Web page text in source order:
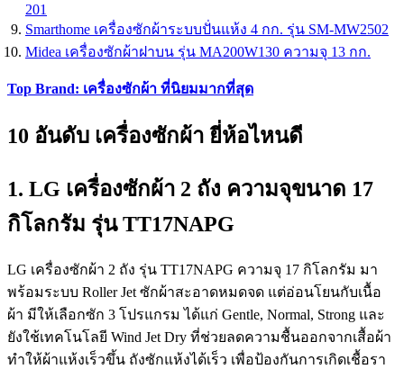
201
Smarthome เครื่องซักผ้าระบบปั่นแห้ง 4 กก. รุ่น SM-MW2502
Midea เครื่องซักผ้าฝาบน รุ่น MA200W130 ความจุ 13 กก.
Top Brand: เครื่องซักผ้า ที่นิยมมากที่สุด
10 อันดับ เครื่องซักผ้า ยี่ห้อไหนดี
1. LG เครื่องซักผ้า 2 ถัง ความจุขนาด 17
กิโลกรัม รุ่น TT17NAPG
LG เครื่องซักผ้า 2 ถัง รุ่น TT17NAPG ความจุ 17 กิโลกรัม มา
พร้อมระบบ Roller Jet ซักผ้าสะอาดหมดจด แต่อ่อนโยนกับเนื้อ
ผ้า มีให้เลือกซัก 3 โปรแกรม ได้แก่ Gentle, Normal, Strong และ
ยังใช้เทคโนโลยี Wind Jet Dry ที่ช่วยลดความชื้นออกจากเสื้อผ้า
ทำให้ผ้าแห้งเร็วขึ้น ถังซักแห้งได้เร็ว เพื่อป้องกันการเกิดเชื้อรา